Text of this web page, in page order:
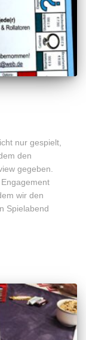
nur gespielt,
den
gegeben.
wir den
Spielabend